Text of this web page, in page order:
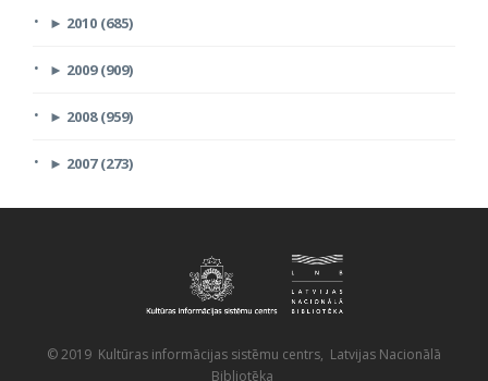
► 2010 (685)
► 2009 (909)
► 2008 (959)
► 2007 (273)
© 2019 Kultūras informācijas sistēmu centrs, Latvijas Nacionālā
Bibliotēka